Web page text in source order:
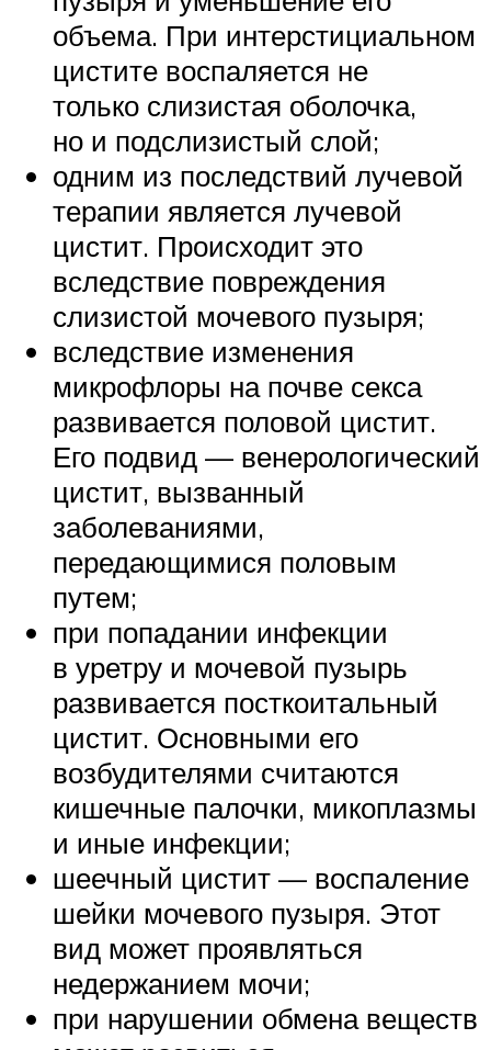
объема. При интерстициальном
цистите воспаляется не
только слизистая оболочка,
но и подслизистый слой;
одним из последствий лучевой
терапии является лучевой
цистит. Происходит это
вследствие повреждения
слизистой мочевого пузыря;
вследствие изменения
микрофлоры на почве секса
развивается половой цистит.
Его подвид — венерологический
цистит, вызванный
заболеваниями,
передающимися половым
путем;
при попадании инфекции
в уретру и мочевой пузырь
развивается посткоитальный
цистит. Основными его
возбудителями считаются
кишечные палочки, микоплазмы
и иные инфекции;
шеечный цистит — воспаление
шейки мочевого пузыря. Этот
вид может проявляться
недержанием мочи;
при нарушении обмена веществ